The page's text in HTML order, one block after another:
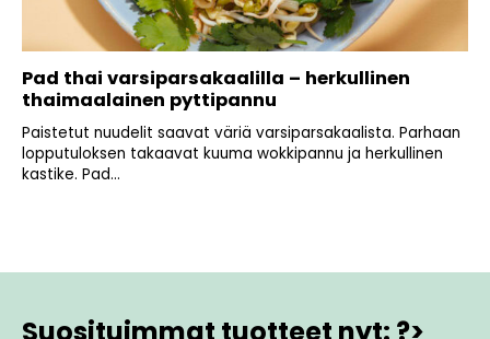
Pad thai varsiparsakaalilla – herkullinen
thaimaalainen pyttipannu
Paistetut nuudelit saavat väriä varsiparsakaalista. Parhaan
lopputuloksen takaavat kuuma wokkipannu ja herkullinen
kastike. Pad...